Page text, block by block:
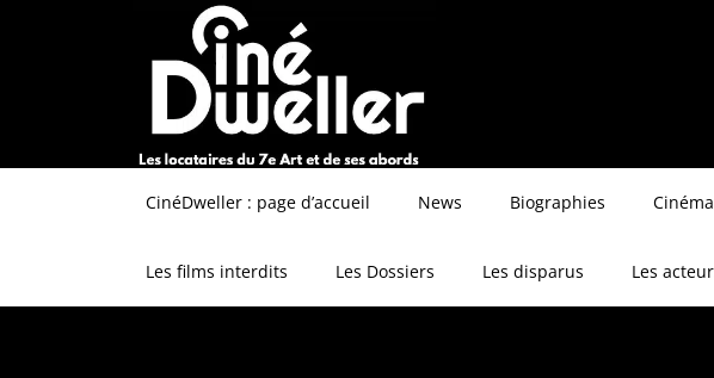
CinéDweller : page d’accueil News Biographies Cinéma
Les films interdits Les Dossiers Les disparus Les